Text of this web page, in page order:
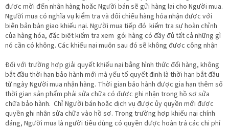
được mời đến nhận hàng hoặc Người bán sẽ gửi hàng lại cho Người mua.
Người mua có nghĩa vụ kiểm tra và đối chiếu hàng hóa nhận được với
biên bản bàn giao khiếu nại. Người mua tiếp đó kiểm tra sự hoàn chỉnh
của hàng hóa, đặc biệt kiểm tra xem gói hàng có đầy đủ tất cả những gì
nó cần có không. Các khiếu nại muộn sau đó sẽ không được công nhận
Đối với trường hợp giải quyết khiếu nại bằng hình thức đổi hàng, không
bắt đầu thời hạn bảo hành mới mà yếu tố quyết định là thời hạn bắt đầu
từ ngày Người mua nhận hàng. Thời gian bảo hành được gia hạn thêm số
thời gian sản phẩm phải sửa chữa có được ghi nhận trong hồ sơ sửa
chữa bảo hành. Chỉ Người bán hoặc dịch vụ được ủy quyền mới được
quyền ghi nhận sửa chữa vào hồ sơ. Trong trường hợp khiếu nại chính
đáng, Người mua là người tiêu dùng có quyền được hoàn trả các chi phí